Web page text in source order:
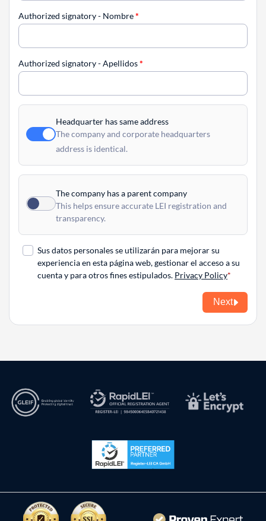
Authorized signatory - Nombre*
Authorized signatory - Apellidos*
Headquarter has same address
The company and corporate headquarters
address is identical.
The company has a parent company
This helps ensure accurate LEI registration and
transparency.
Sus datos personales se utilizarán para mejorar su
experiencia en esta página web, gestionar el acceso a su
cuenta y para otros fines estipulados. Privacy Policy
Next